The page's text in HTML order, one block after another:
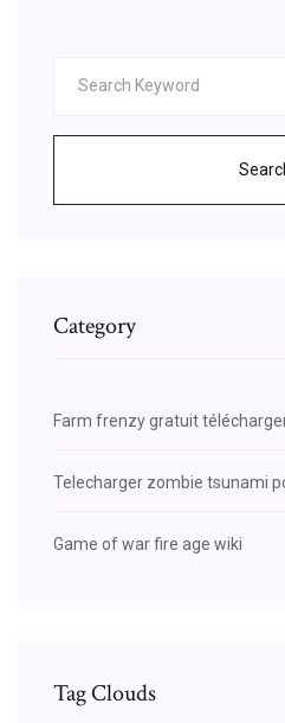
Category
Farm frenzy gratuit
Telecharger zombie tsunami
Game of war fire age wiki
Tag Clouds